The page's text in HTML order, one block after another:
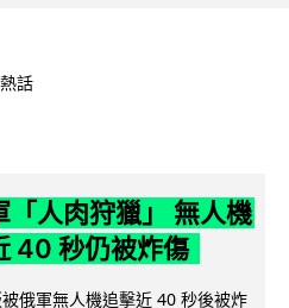
話
人肉狩獵」 無人機
40 秒仍被炸傷
俄軍無人機追擊近 40 秒後被炸